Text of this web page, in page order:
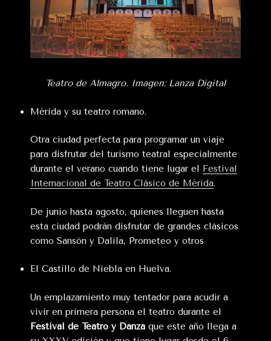
Teatro de Almagro. Imagen: Lanza Digital
Mérida y su teatro romano.
Otra ciudad perfecta para programar un viaje
para disfrutar del turismo teatral especialmente
durante el verano cuando tiene lugar el Festival
Internacional de Teatro Clásico de Mérida.
De junio hasta agosto, quienes lleguen hasta
esta ciudad podrán disfrutar de grandes clásicos
como Sansón y Dalila, Prometeo y otros
El Castillo de Niebla en Huelva.
Un emplazamiento muy tentador para acudir a
vivir en primera persona el teatro durante el
Festival de Teatro y Danza que este año llega a